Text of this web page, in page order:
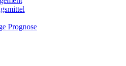
Prognose